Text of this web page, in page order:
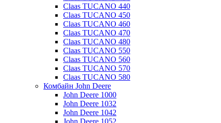
Claas TUCANO 440
Claas TUCANO 450
Claas TUCANO 460
Claas TUCANO 470
Claas TUCANO 480
Claas TUCANO 550
Claas TUCANO 560
Claas TUCANO 570
Claas TUCANO 580
Комбайн John Deere
John Deere 1000
John Deere 1032
John Deere 1042
John Deere 1052